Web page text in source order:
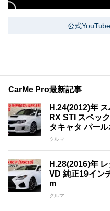
公式
CarMe Pro最新記事
H.24(2012)年
RX STI スペッ
タキャタ パー
クルマ
H.28(2016)年
VD 純正19イン
m
クルマ